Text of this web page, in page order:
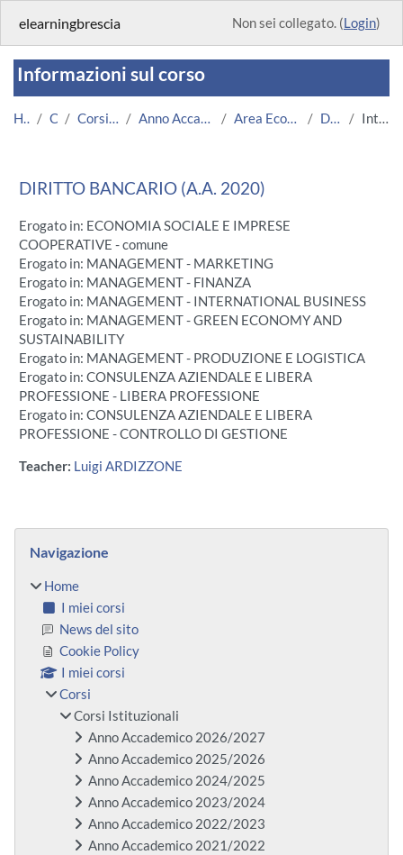
elearningbrescia Non sei collegato. (Login)
Informazioni sul corso
Home Corsi Corsi Istituzionali Anno Accademico 2020/2021 Area Economico-Statistica Db (2020) Introduzione
DIRITTO BANCARIO (A.A. 2020)
Erogato in: ECONOMIA SOCIALE E IMPRESE
COOPERATIVE - comune
Erogato in: MANAGEMENT - MARKETING
Erogato in: MANAGEMENT - FINANZA
Erogato in: MANAGEMENT - INTERNATIONAL BUSINESS
Erogato in: MANAGEMENT - GREEN ECONOMY AND
SUSTAINABILITY
Erogato in: MANAGEMENT - PRODUZIONE E LOGISTICA
Erogato in: CONSULENZA AZIENDALE E LIBERA
PROFESSIONE - LIBERA PROFESSIONE
Erogato in: CONSULENZA AZIENDALE E LIBERA
PROFESSIONE - CONTROLLO DI GESTIONE
Teacher: Luigi ARDIZZONE
Blocchi
Navigazione
Home
I miei corsi
News del sito
Cookie Policy
I miei corsi
Corsi
Corsi Istituzionali
Anno Accademico 2026/2027
Anno Accademico 2025/2026
Anno Accademico 2024/2025
Anno Accademico 2023/2024
Anno Accademico 2022/2023
Anno Accademico 2021/2022